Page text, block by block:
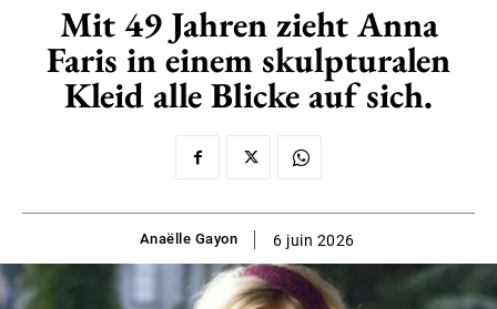
Mit 49 Jahren zieht Anna
Faris in einem skulpturalen
Kleid alle Blicke auf sich.
Anaëlle Gayon 6 juin 2026